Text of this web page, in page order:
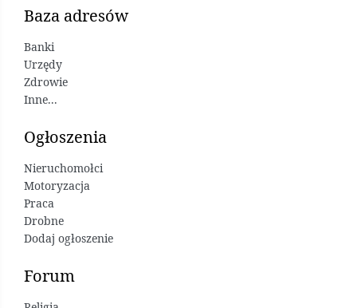
Baza adresów
Banki
Urzędy
Zdrowie
Inne...
Ogłoszenia
Nieruchomołci
Motoryzacja
Praca
Drobne
Dodaj ogłoszenie
Forum